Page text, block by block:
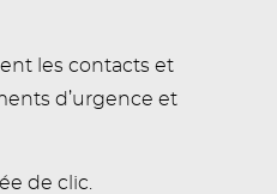
les contacts et
d’urgence et
de clic.